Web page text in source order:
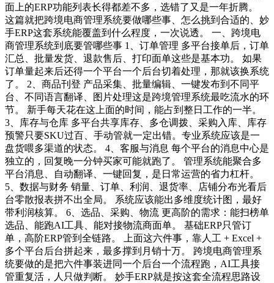
面上的ERP功能列表长得都差不多，选错了又是一年折腾。
这篇就把跨境电商管理系统要做哪些事、怎么挑到合适的、妙
手ERP这套系统能覆盖到什么程度，一次说透。 一、跨境电
商管理系统到底要管哪些事 1、订单管理 多平台接单后，订单
汇总、批量发货、退款售后、打印面单这些是基本功。 如果
订单量起来后还得一个平台一个后台切着处理，那就该换系统
了。 2、商品刊登 产品采集、批量编辑、一键发布到不同平
台、不同语言翻译、图片处理这是跨境管理系统最吃流水的环
节。 新手每天花在这上面的时间，能占到整日工作的一半。
3、库存与仓库 多平台共享库存、多仓调拨、采购入库、库存
预警只要SKU过百、手动管就一定出错。专业系统应该是一
盘货喂多渠道的状态。 4、客服与消息 每个平台的消息中心是
独立的，回复晚一分钟买家可能就跑了。 管理系统能聚合多
平台消息、自动翻译、一键回复，是日常运营的省力杠杆。
5、数据与财务 销量、订单、利润、退货率、店铺分布光看后
台零散报表拼不出全局。 系统应该能出多维度统计图，最好
带利润核算。 6、选品、采购、物流 更高阶的需求：能扫榜单
选品、能跑AI工具、能对接物流商面单。 基础ERP只管订
单，高阶ERP管到全链路。 上面这六件事，靠人工 + Excel +
多个平台后台拼起来，最多撑到月销十万。 跨境电商管理系
统要做的是把六件事装进同一个后台一个流程跑，AI工具接
管重复活，人只做判断。 妙手ERP就是按这套全流程思路设